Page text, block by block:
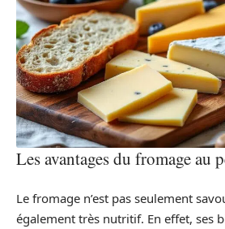
Les avantages du fromage au
Le fromage n’est pas seulement
également très nutritif. En effet, ses